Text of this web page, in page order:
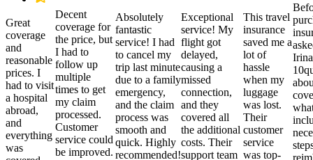
Great
coverage
and
reasonable
prices. I
had to visit
a hospital
abroad,
and
everything
was
Decent
coverage for
the price, but
I had to
follow up
multiple
times to get
my claim
processed.
Customer
service could
be improved.
Absolutely
fantastic
service! I had
to cancel my
trip last minute
due to a family
emergency,
and the claim
process was
smooth and
quick. Highly
recommended!
Exceptional
service! My
flight got
delayed,
causing a
missed
connection,
and they
covered all
the additional
costs. Their
support team
This travel
insurance
saved me a
lot of
hassle
when my
luggage
was lost.
Their
customer
service
was top-